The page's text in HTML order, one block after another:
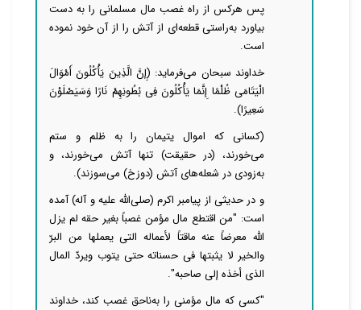
پس هرکس از راه غصب مال مسلمانی را به دست
بیاورد به‌راستی قطعه‌ای از آتش را از آن خود نموده
است.
خداوند سبحان می‌فرماید: (إِنَّ الَّذِینَ یَأْکُلُونَ أَمْوَالَ
الْیَتَامَی ظُلْمًا إِنَّمَا یَأْکُلُونَ فِی بُطُونِهِمْ نَارًا وَسَیَصْلَوْنَ
سَعِیرًا).
(کسانی که اموال یتیمان را به ظلم و ستم
می‌خورند، (در حقیقت) تنها آتش می‌خورند، و
به‌زودی در شعله‌های آتش (دوزخ) می‌سوزند).
و در حدیثی از پیامبر اکرم (صلی‌الله علیه و آله) آمده
است: "من اقتطع مال مؤمن غصباً بغیر حقه لم یزل
الله معرضاً عنه ماقتاً لأعماله التی یعملها من البرّ
والخیر لا یثبتها فی حسناته حتی یتوب ویردّ المال
الذی أخذه إلی صاحبه".
"کسی که مال مؤمنی را به‌ناحق غصب کند، خداوند